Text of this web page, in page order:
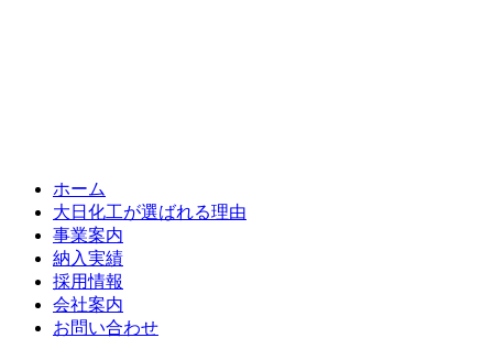
ホーム
大日化工が選ばれる理由
事業案内
納入実績
採用情報
会社案内
お問い合わせ